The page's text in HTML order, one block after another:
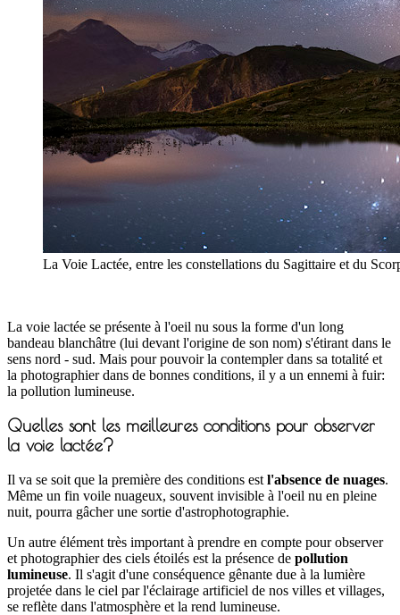
La Voie Lactée, entre les constellations du Sagittaire et du
La voie lactée se présente à l'oeil nu sous la forme d'un long
bandeau blanchâtre (lui devant l'origine de son nom) s'étirant dans le
sens nord - sud. Mais pour pouvoir la contempler dans sa totalité et
la photographier dans de bonnes conditions, il y a un ennemi à fuir:
la pollution lumineuse.
Quelles sont les meilleures conditions pour observer
la voie lactée?
Il va se soit que la première des conditions est l'absence de nuages.
Même un fin voile nuageux, souvent invisible à l'oeil nu en pleine
nuit, pourra gâcher une sortie d'astrophotographie.
Un autre élément très important à prendre en compte pour observer
et photographier des ciels étoilés est la présence de pollution
lumineuse. Il s'agit d'une conséquence gênante due à la lumière
projetée dans le ciel par l'éclairage artificiel de nos villes et villages,
se reflète dans l'atmosphère et la rend lumineuse.